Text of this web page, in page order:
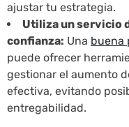
ajustar tu estrategia.
Utiliza un servicio
confianza: Una buena
puede ofrecer
gestionar el aumento
efectiva, evitando
entregabilidad.